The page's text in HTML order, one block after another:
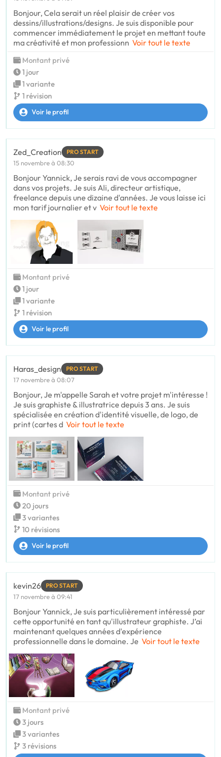
Bonjour, Cela serait un réel plaisir de créer vos
dessins/illustrations/designs. Je suis disponible pour
commencer immédiatement le projet en mettant toute
ma créativité et mon professionn Voir tout le texte
Montant privé
1 jour
1 variante
1 révision
Voir le profil
Zed_Creation PRO START
15 novembre à 08:30
Bonjour Yannick, Je serais ravi de vous accompagner
dans vos projets. Je suis Ali, directeur artistique,
freelance depuis une dizaine d'années. Je vous laisse ici
mon tarif journalier et v Voir tout le texte
Montant privé
1 jour
1 variante
1 révision
Voir le profil
Haras_design PRO START
17 novembre à 08:07
Bonjour, Je m'appelle Sarah et votre projet m'intéresse !
Je suis graphiste & illustratrice depuis 3 ans. Je suis
spécialisée en création d'identité visuelle, de logo, de
print (cartes d Voir tout le texte
Montant privé
20 jours
3 variantes
10 révisions
Voir le profil
kevin26 PRO START
17 novembre à 09:41
Bonjour Yannick, Je suis particulièrement intéressé par
cette opportunité en tant qu'illustrateur graphiste. J’ai
maintenant quelques années d'expérience
professionnelle dans le domaine. Je Voir tout le texte
Montant privé
3 jours
3 variantes
3 révisions